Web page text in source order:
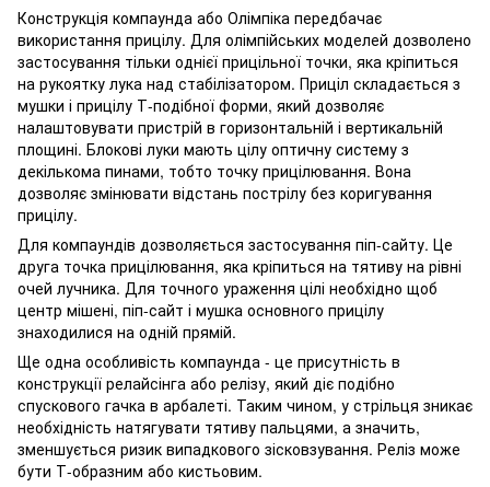
Конструкція компаунда або Олімпіка передбачає
використання прицілу. Для олімпійських моделей дозволено
застосування тільки однієї прицільної точки, яка кріпиться
на рукоятку лука над стабілізатором. Приціл складається з
мушки і прицілу Т-подібної форми, який дозволяє
налаштовувати пристрій в горизонтальній і вертикальній
площині. Блокові луки мають цілу оптичну систему з
декількома пинами, тобто точку прицілювання. Вона
дозволяє змінювати відстань пострілу без коригування
прицілу.
Для компаундів дозволяється застосування піп-сайту. Це
друга точка прицілювання, яка кріпиться на тятиву на рівні
очей лучника. Для точного ураження цілі необхідно щоб
центр мішені, піп-сайт і мушка основного прицілу
знаходилися на одній прямій.
Ще одна особливість компаунда - це присутність в
конструкції релайсінга або релізу, який діє подібно
спускового гачка в арбалеті. Таким чином, у стрільця зникає
необхідність натягувати тятиву пальцями, а значить,
зменшується ризик випадкового зісковзування. Реліз може
бути Т-образним або кистьовим.